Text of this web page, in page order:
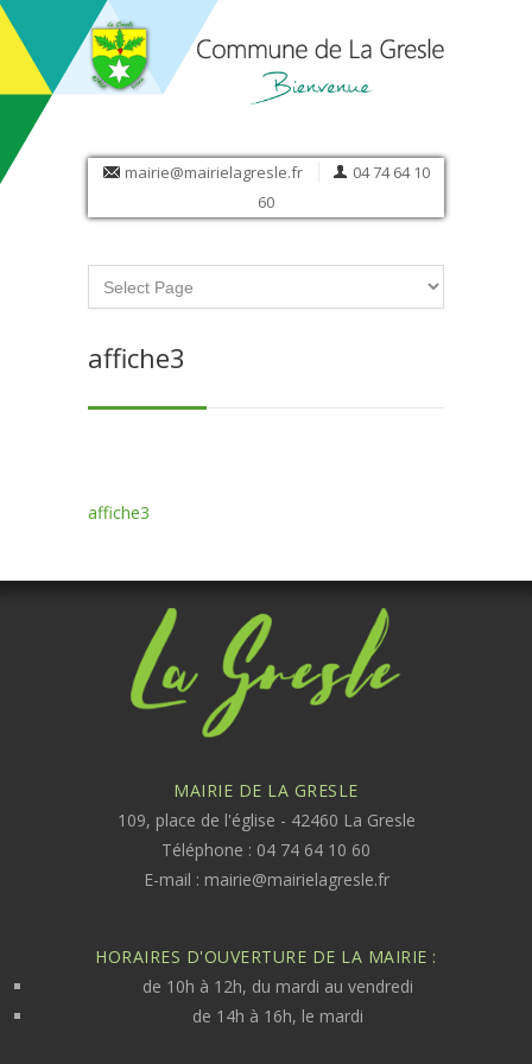
mairie@mairielagresle.fr
04 74 64 10
60
affiche3
affiche3
MAIRIE DE LA GRESLE
109, place de l'église - 42460 La Gresle
Téléphone : 04 74 64 10 60
E-mail : mairie@mairielagresle.fr
HORAIRES D'OUVERTURE DE LA MAIRIE :
de 10h à 12h, du mardi au vendredi
de 14h à 16h, le mardi